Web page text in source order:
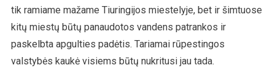
tik ramiame mažame Tiuringijos miestelyje, bet ir šimtuose
kitų miestų būtų panaudotos vandens patrankos ir
paskelbta apgulties padėtis. Tariamai rūpestingos
valstybės kaukė visiems būtų nukritusi jau tada.